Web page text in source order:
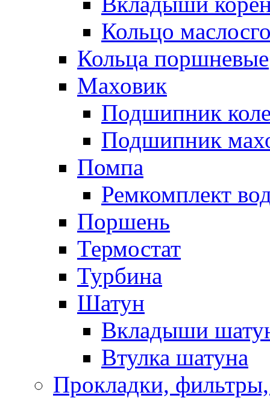
Кольцо
Кольца поршневые
Маховик
Подшипник
Подшипник
Помпа
Ремкомплект
Поршень
Термостат
Турбина
Шатун
Вкладыши
Втулка шатуна
Прокладки,